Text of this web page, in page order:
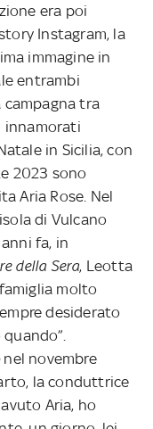
era poi
Instagram, la
immagine in
entrambi
campagna tra
innamorati
in Sicilia, con
2023 sono
Aria Rose. Nel
di Vulcano
fa, in
della Sera, Leotta
molto
desiderato
nel novembre
la conduttrice
Aria, ho